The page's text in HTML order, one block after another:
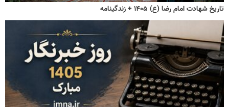
تاریخ شهادت امام رضا (ع) ۱۴۰۵ + زندگینامه